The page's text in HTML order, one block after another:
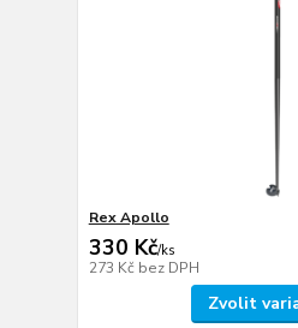
Rex Apollo
330 Kč/ks
273 Kč bez DPH
Zvolit